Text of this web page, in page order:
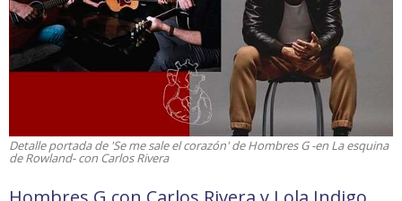
Detalle portada de 'Se me sale el corazón' de Hombres G -en La esquina
de Rowland- con Carlos Rivera